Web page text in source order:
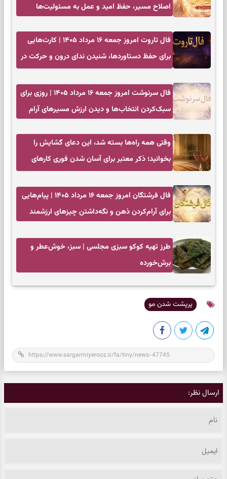
اصلاح مسیر، حفظ امید و عمل به مسئولیت‌ها
فال تاروت امروز جمعه ۱۶ مرداد ۱۴۰۵ | کارت‌هایی
برای حفظ دستاوردها، شنیدن ندای درون و حرکت در
فال سرنوشت امروز جمعه ۱۶ مرداد ۱۴۰۵ | روزی برای
سبک‌کردن انتخاب‌ها و دیدن ارزش مسیرهای آرام
وقتی همه راه‌ها بسته شد، این دعای گشایش را
بخوانید؛ ذکر معتبر برای آسان شدن فوری کارهای
فال فرشتگان امروز جمعه ۱۶ مرداد ۱۴۰۵ | پیام‌هایی
برای آرام‌کردن ذهن و نگه‌داشتن چیزهای ارزشمند
طرز تهیه کوکو سبزی مجلسی | سبز، خوش‌عطر و
برش‌خورده
پرپشت شدن مو
ارسال نظر: